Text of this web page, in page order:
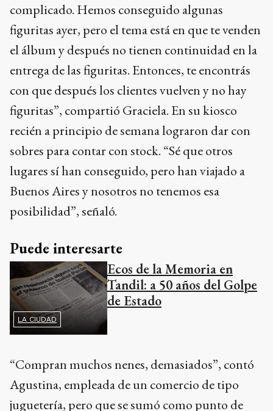
complicado. Hemos conseguido algunas
figuritas ayer, pero el tema está en que te venden
el álbum y después no tienen continuidad en la
entrega de las figuritas. Entonces, te encontrás
con que después los clientes vuelven y no hay
figuritas”, compartió Graciela. En su kiosco
recién a principio de semana lograron dar con
sobres para contar con stock. “Sé que otros
lugares sí han conseguido, pero han viajado a
Buenos Aires y nosotros no tenemos esa
posibilidad”, señaló.
Puede interesarte
LA CIUDAD
Ecos de la Memoria en
Tandil: a 50 años del Golpe
de Estado
“Compran muchos nenes, demasiados”, contó
Agustina, empleada de un comercio de tipo
juguetería, pero que se sumó como punto de